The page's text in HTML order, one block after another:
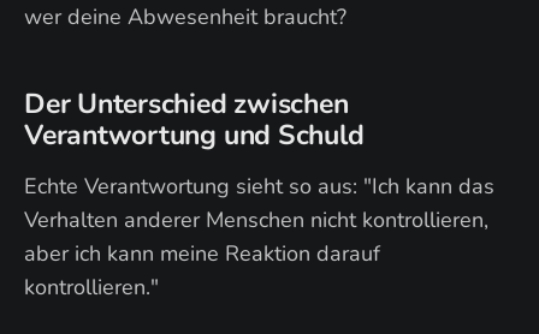
wer deine Abwesenheit braucht?
Der Unterschied zwischen
Verantwortung und Schuld
Echte Verantwortung sieht so aus: "Ich kann das
Verhalten anderer Menschen nicht kontrollieren,
aber ich kann meine Reaktion darauf
kontrollieren."